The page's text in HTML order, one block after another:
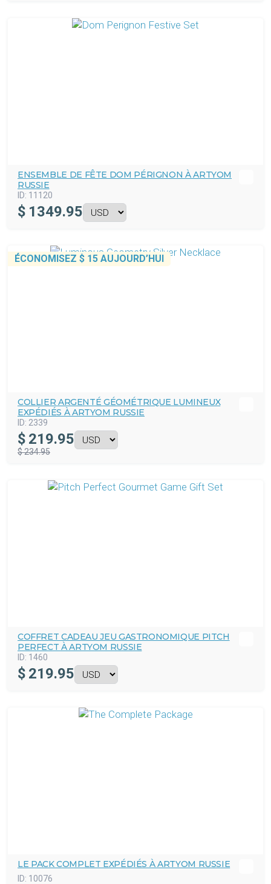
ENSEMBLE DE FÊTE DOM PÉRIGNON À ARTYOM
RUSSIE
ID: 11120
$ 1349.95
ÉCONOMISEZ $ 15 AUJOURD’HUI
COLLIER ARGENTÉ GÉOMÉTRIQUE LUMINEUX
EXPÉDIÉS À ARTYOM RUSSIE
ID: 2339
$ 219.95
$ 234.95
COFFRET CADEAU JEU GASTRONOMIQUE PITCH
PERFECT À ARTYOM RUSSIE
ID: 1460
$ 219.95
LE PACK COMPLET EXPÉDIÉS À ARTYOM RUSSIE
ID: 10076